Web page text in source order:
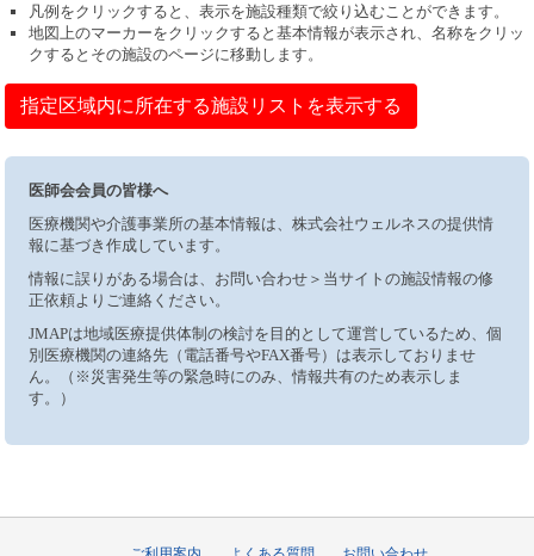
凡例をクリックすると、表示を施設種類で絞り込むことができます。
地図上のマーカーをクリックすると基本情報が表示され、名称をクリッ
クするとその施設のページに移動します。
指定区域内に所在する施設リストを表示する
医師会会員の皆様へ
医療機関や介護事業所の基本情報は、株式会社ウェルネスの提供情
報に基づき作成しています。
情報に誤りがある場合は、お問い合わせ＞当サイトの施設情報の修
正依頼よりご連絡ください。
JMAPは地域医療提供体制の検討を目的として運営しているため、個
別医療機関の連絡先（電話番号やFAX番号）は表示しておりませ
ん。（※災害発生等の緊急時にのみ、情報共有のため表示しま
す。）